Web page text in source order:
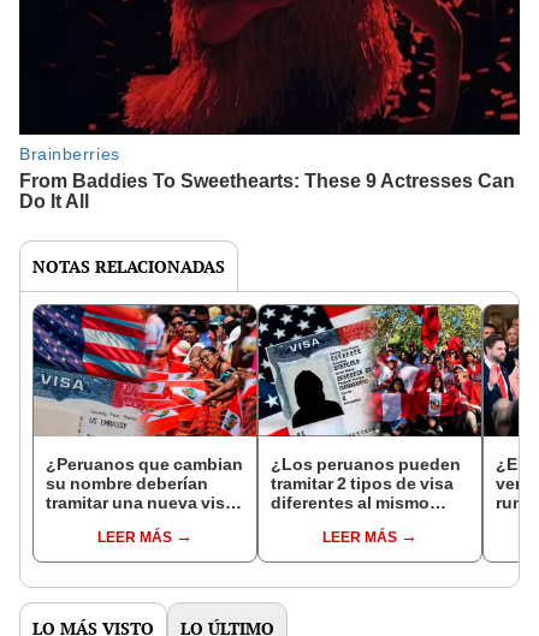
NOTAS RELACIONADAS
¿Peruanos que cambian
su nombre deberían
tramitar una nueva visa
EEUU responde
LEER MÁS
¿Los peruanos pueden
tramitar 2 tipos de visa
diferentes al mismo
Embajada de EEUU
responde
LEER MÁS
LO MÁS VISTO LO ÚLTIMO